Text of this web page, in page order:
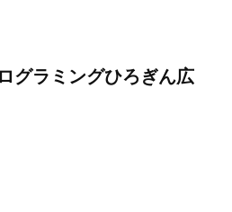
グラミングひろぎん広